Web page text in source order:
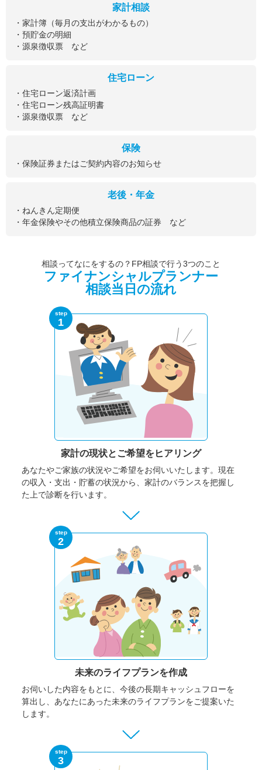
家計相談
・家計簿（毎月の支出がわかるもの）
・預貯金の明細
・源泉徴収票 など
住宅ローン
・住宅ローン返済計画
・住宅ローン残高証明書
・源泉徴収票 など
保険
・保険証券またはご契約内容のお知らせ
老後・年金
・ねんきん定期便
・年金保険やその他積立保険商品の証券 など
相談ってなにをするの？FP相談で行う3つのこと
ファイナンシャルプランナー
相談当日の流れ
step
1
家計の現状と ご希望をヒアリング
あなたやご家族の状況やご希望をお伺いいたします。 現在
の収入・支出・貯蓄の状況から、家計のバランスを把握し
た上で診断を行います。
step
2
未来のライフプランを作成
お伺いした内容をもとに、今後の長期キャッシュフローを
算出し、あなたにあった未来のライフプランをご提案いた
します。
step
3